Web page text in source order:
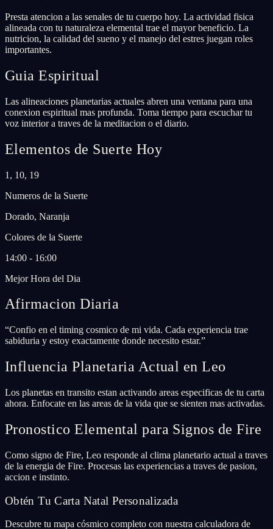
Presta atencion a las senales de tu cuerpo hoy. La actividad fisica
alineada con tu naturaleza elemental trae el mayor beneficio. La
nutricion, la calidad del sueno y el manejo del estres juegan roles
importantes.
Guia Espiritual
Las alineaciones planetarias actuales abren una ventana para una
conexion espiritual mas profunda. Toma tiempo para escuchar tu
voz interior a traves de la meditacion o el diario.
Elementos de Suerte Hoy
1, 10, 19
Numeros de la Suerte
Dorado, Naranja
Colores de la Suerte
14:00 - 16:00
Mejor Hora del Dia
Afirmacion Diaria
“Confio en el timing cosmico de mi vida. Cada experiencia trae
sabiduria y estoy exactamente donde necesito estar.”
Influencia Planetaria Actual en Leo
Los planetas en transito estan activando areas especificas de tu carta
ahora. Enfocate en las areas de la vida que se sienten mas activadas.
Pronostico Elemental para Signos de Fire
Como signo de Fire, Leo responde al clima planetario actual a traves
de la energia de Fire. Procesas las experiencias a traves de pasion,
accion e instinto.
Obtén Tu Carta Natal Personalizada
Descubre tu mapa cósmico completo con nuestra calculadora de